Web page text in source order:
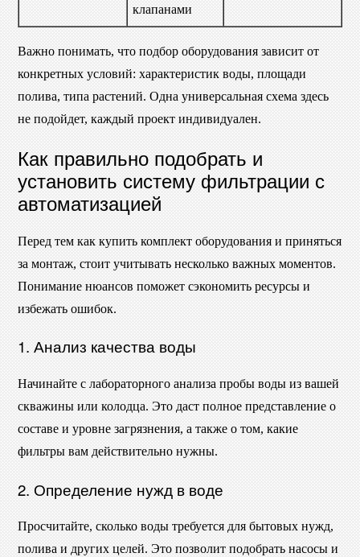
клапанами
Важно понимать, что подбор оборудования зависит от
конкретных условий: характеристик воды, площади
полива, типа растений. Одна универсальная схема здесь
не подойдет, каждый проект индивидуален.
Как правильно подобрать и
установить систему фильтрации с
автоматизацией
Перед тем как купить комплект оборудования и приняться
за монтаж, стоит учитывать несколько важных моментов.
Понимание нюансов поможет сэкономить ресурсы и
избежать ошибок.
1. Анализ качества воды
Начинайте с лабораторного анализа пробы воды из вашей
скважины или колодца. Это даст полное представление о
составе и уровне загрязнения, а также о том, какие
фильтры вам действительно нужны.
2. Определение нужд в воде
Просчитайте, сколько воды требуется для бытовых нужд,
полива и других целей. Это позволит подобрать насосы и